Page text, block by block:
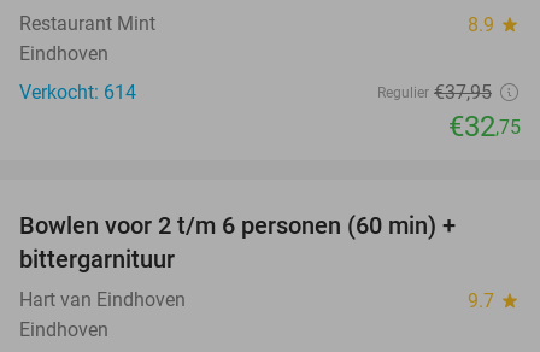
Restaurant Mint 8.9 star
Eindhoven
Verkocht: 614
Regulier €37,95
€32,75
Bowlen voor 2 t/m 6 personen (60 min) +
bittergarnituur
Hart van Eindhoven 9.7 star
Eindhoven